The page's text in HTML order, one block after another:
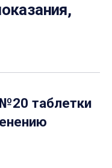
таблетки